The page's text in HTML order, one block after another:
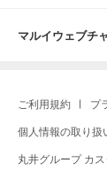
マルイウェブチ
ご利用規約 プ
個人情報の取り扱
丸井グループ カ